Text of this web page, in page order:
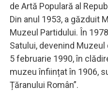
de Artă Populară al
Din anul 1953, a găzduit
Muzeul Partidului. În
Satului, devenind Muzeul
5 februarie 1990, în
muzeu înființat în 1906,
Țăranului Român”.